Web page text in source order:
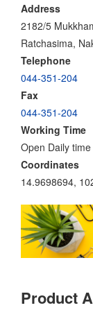
Address
2182/5
Ratchasima,
Telephone
044-351-204
Fax
044-351-204
Working Time
Open Daily
Coordinates
14.9698694,
Product